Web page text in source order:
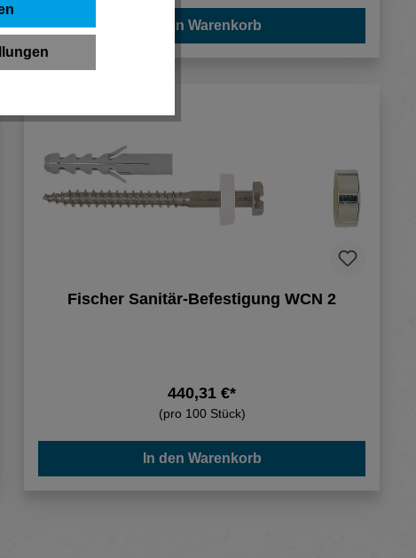
In den Warenkorb
Fischer Sanitär-Befestigung WCN 2
440,31 €*
(pro 100 Stück)
In den Warenkorb